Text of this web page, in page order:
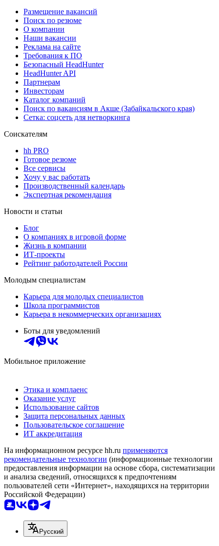
Размещение вакансий
Поиск по резюме
О компании
Наши вакансии
Реклама на сайте
Требования к ПО
Безопасный HeadHunter
HeadHunter API
Партнерам
Инвесторам
Каталог компаний
Поиск по вакансиям в Акше (Забайкальского края)
Сетка: соцсеть для нетворкинга
Соискателям
hh PRO
Готовое резюме
Все сервисы
Хочу у вас работать
Производственный календарь
Экспертная рекомендация
Новости и статьи
Блог
О компаниях в игровой форме
Жизнь в компании
ИТ-проекты
Рейтинг работодателей России
Молодым специалистам
Карьера для молодых специалистов
Школа программистов
Карьера в некоммерческих организациях
Боты для уведомлений
Мобильное приложение
Этика и комплаенс
Оказание услуг
Использование сайтов
Защита персональных данных
Пользовательское соглашение
ИТ аккредитация
На информационном ресурсе hh.ru применяются
рекомендательные технологии (информационные технологии
предоставления информации на основе сбора, систематизации
и анализа сведений, относящихся к предпочтениям
пользователей сети «Интернет», находящихся на территории
Российской Федерации)
Русский